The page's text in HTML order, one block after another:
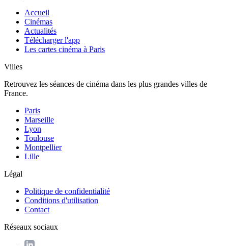
Accueil
Cinémas
Actualités
Télécharger l'app
Les cartes cinéma à Paris
Villes
Retrouvez les séances de cinéma dans les plus grandes villes de
France.
Paris
Marseille
Lyon
Toulouse
Montpellier
Lille
Légal
Politique de confidentialité
Conditions d'utilisation
Contact
Réseaux sociaux